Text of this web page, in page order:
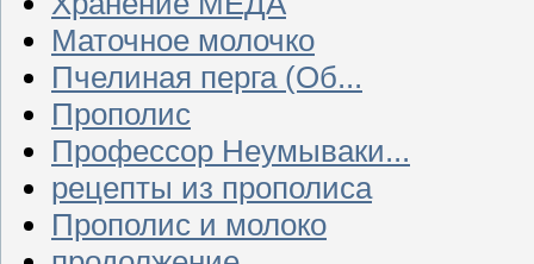
Маточное молочко
Пчелиная перга (Об...
Прополис
Профессор Неумываки...
рецепты из прополиса
Прополис и молоко